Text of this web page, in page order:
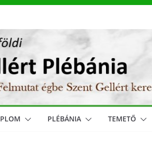
PLÉBÁNIA TEMETŐ